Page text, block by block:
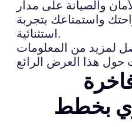
والصيانة على مدار
واستمتاعك بتجربة
استثنائية.
لمزيد من المعلومات
بخطط